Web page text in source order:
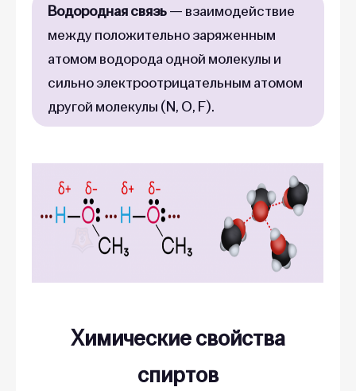
Водородная связь— взаимодействие
между положительно заряженным
атомом водорода одной молекулы и
сильно электроотрицательным атомом
другой молекулы (N, O, F).
Химические свойства
спиртов